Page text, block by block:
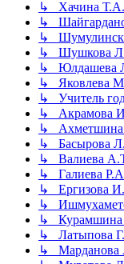
↳ Хачина Т.А.
↳
↳
↳ Шушкова
↳ Юлдашева
↳ Яковлева
↳ Учитель
↳ Акрамова
↳ Ахметшина
↳ Басырова
↳ Валиева
↳ Галиева
↳ Ергизова
↳
↳ Курамшина
↳ Латыпова
↳ Марданова